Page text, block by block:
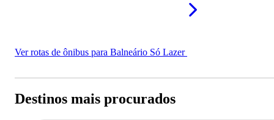
Ver rotas de ônibus para Balneário Só Lazer
Destinos mais procurados